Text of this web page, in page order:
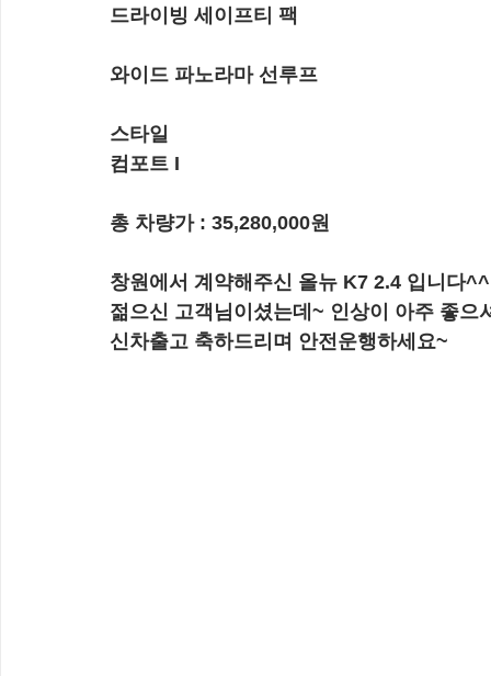
드라이빙 세이프티 팩
와이드 파노라마 선루프
스타일
컴포트 I
총 차량가 : 35,280,000원
창원에서 계약해주신 올뉴 K7 2.4 입니다^^
젊으신 고객님이셨는데~ 인상이 아주 좋으
신차출고 축하드리며 안전운행하세요~